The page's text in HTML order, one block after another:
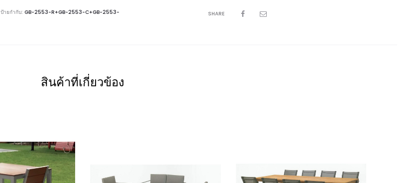
ป้ายกำกับ: GB-2553-R+GB-2553-C+GB-2553-
SHARE
สินค้าที่เกี่ยวข้อง